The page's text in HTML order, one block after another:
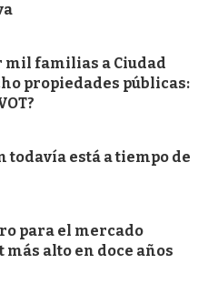
familias a Ciudad
propiedades públicas:
todavía está a tiempo de
para el mercado
alto en doce años